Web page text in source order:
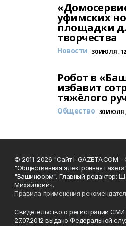
уфимских
площадки
творчества
Новости 30 ИЮЛЯ ,
Робот в
избавит
тяжёлого
Общество 30 ИЮЛЯ ,
© 2011-2026 "Сайт I-GAZETA.COM -
"Общественная электронная
"Башинформ". Главный редактор:
Михайлович.
Правила применения
Свидетельство о регистрации
27.07.2012 выдано Федеральной